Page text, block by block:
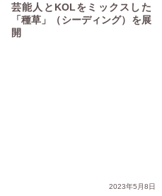
芸能人とKOLをミックスした
「種草」（シーディング）を展
開
2023年5月8日